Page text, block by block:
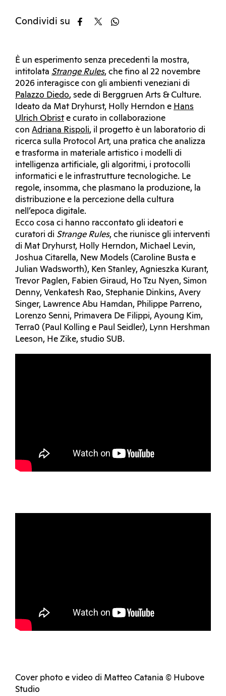
Condividi su
È un esperimento senza precedenti la mostra,
intitolata Strange Rules, che fino al 22 novembre
2026 interagisce con gli ambienti veneziani di
Palazzo Diedo, sede di Berggruen Arts & Culture.
Ideato da Mat Dryhurst, Holly Herndon e Hans
Ulrich Obriste curato in collaborazione
con Adriana Rispoli, il progetto è un laboratorio di
ricerca sulla Protocol Art, una pratica che analizza
e trasforma in materiale artistico i modelli di
intelligenza artificiale, gli algoritmi, i protocolli
informatici e le infrastrutture tecnologiche. Le
regole, insomma, che plasmano la produzione, la
distribuzione e la percezione della cultura
nell’epoca digitale.
Ecco cosa ci hanno raccontato gli ideatori e
curatori di Strange Rules, che riunisce gli interventi
di Mat Dryhurst, Holly Herndon, Michael Levin,
Joshua Citarella, New Models (Caroline Busta e
Julian Wadsworth), Ken Stanley, Agnieszka Kurant,
Trevor Paglen, Fabien Giraud, Ho Tzu Nyen, Simon
Denny, Venkatesh Rao, Stephanie Dinkins, Avery
Singer, Lawrence Abu Hamdan, Philippe Parreno,
Lorenzo Senni, Primavera De Filippi, Ayoung Kim,
Terra0 (Paul Kolling e Paul Seidler), Lynn Hershman
Leeson, He Zike, studio SUB.
Cover photo e video di Matteo Catania © Hubove
Studio